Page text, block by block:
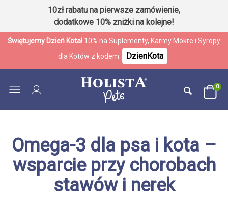
10zł rabatu na pierwsze zamówienie,
dodatkowe 10% zniżki na kolejne!
Świętujemy Dzień Kota! 10% na Suplementy, Karmy Mokre i Syropy
dla Kotów z kodem
DzienKota
0
Omega-3 dla psa i kota –
wsparcie przy chorobach
stawów i nerek